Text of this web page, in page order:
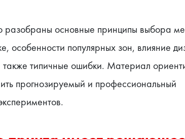
разобраны основные принципы выбора
особенности популярных зон, влияние
также типичные ошибки. Материал
прогнозируемый и профессиональный